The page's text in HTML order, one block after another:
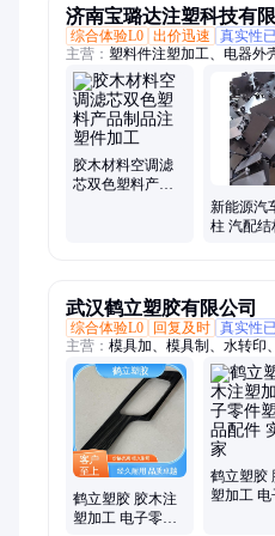
济南宝璐达注塑科技有
综合体验L0 出价迅速 真实性
主营： 塑料件注塑加工、电器外
木材料注塑加工、电子产品注塑
胶木材料空调滤
芯双色塑料产品
新能源汽
柱 汽配结
武汉鹤立塑胶有限公司
综合体验L0
回复及时 真实性
主营： 模具加、模具制、水转印
料、喷涂加、塑胶加、模具设计
压、注塑加工、中空吹塑、精
烯、冲压成型模、精密机械制
焊接
鹤立塑胶 胶木注
塑加工 电子零件
鹤立塑胶
塑加工 电